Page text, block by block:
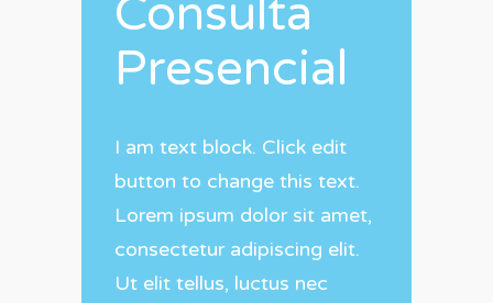
Consulta
Presencial
I am text block. Click edit
button to change this text.
Lorem ipsum dolor sit amet,
consectetur adipiscing elit.
Ut elit tellus, luctus nec